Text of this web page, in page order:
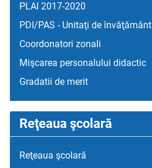
PLAI 2017-2020
PDI/PAS - Unitaţi de învăţământ
Coordonatori zonali
Mişcarea personalului didactic
Gradatii de merit
Reţeaua şcolară
Reţeaua şcolară